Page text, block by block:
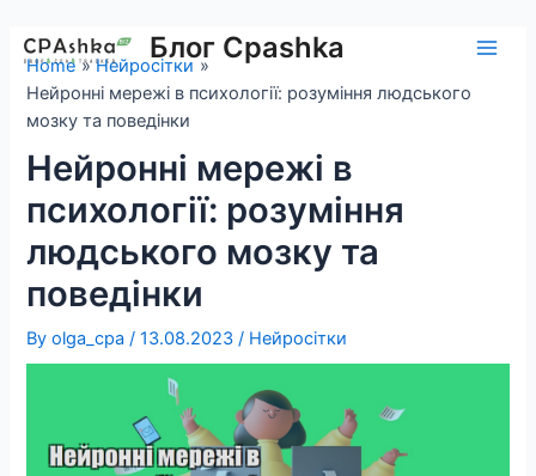
content
Блог Cpashka
Home
Нейросітки
Нейронні мережі в психології: розуміння людського
мозку та поведінки
Нейронні мережі в
психології: розуміння
людського мозку та
поведінки
Byolga_cpa/13.08.2023/ Нейросітки